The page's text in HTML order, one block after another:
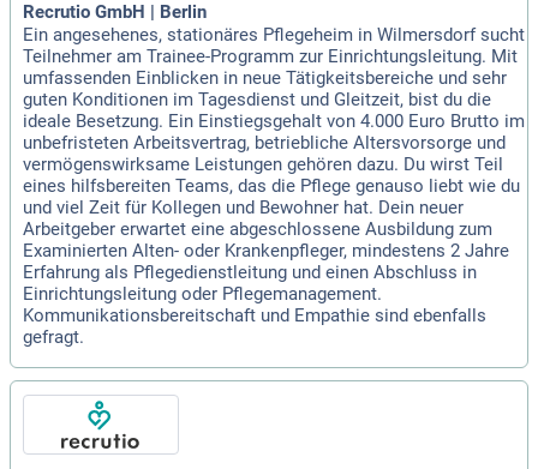
Recrutio GmbH | Berlin
Ein angesehenes, stationäres Pflegeheim in Wilmersdorf sucht
Teilnehmer am Trainee-Programm zur Einrichtungsleitung. Mit
umfassenden Einblicken in neue Tätigkeitsbereiche und sehr
guten Konditionen im Tagesdienst und Gleitzeit, bist du die
ideale Besetzung. Ein Einstiegsgehalt von 4.000 Euro Brutto im
unbefristeten Arbeitsvertrag, betriebliche Altersvorsorge und
vermögenswirksame Leistungen gehören dazu. Du wirst Teil
eines hilfsbereiten Teams, das die Pflege genauso liebt wie du
und viel Zeit für Kollegen und Bewohner hat. Dein neuer
Arbeitgeber erwartet eine abgeschlossene Ausbildung zum
Examinierten Alten- oder Krankenpfleger, mindestens 2 Jahre
Erfahrung als Pflegedienstleitung und einen Abschluss in
Einrichtungsleitung oder Pflegemanagement.
Kommunikationsbereitschaft und Empathie sind ebenfalls
gefragt.